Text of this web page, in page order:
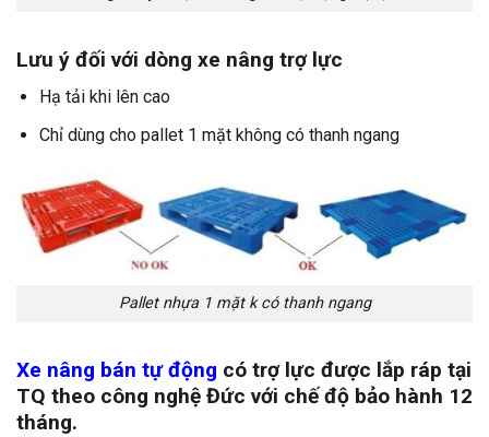
Lưu ý đối với dòng xe nâng trợ lực
Hạ tải khi lên cao
Chỉ dùng cho pallet 1 mặt không có thanh ngang
Pallet nhựa 1 mặt k có thanh ngang
Xe nâng bán tự động có trợ lực được lắp ráp tại
TQ theo công nghệ Đức với chế độ bảo hành 12
tháng.